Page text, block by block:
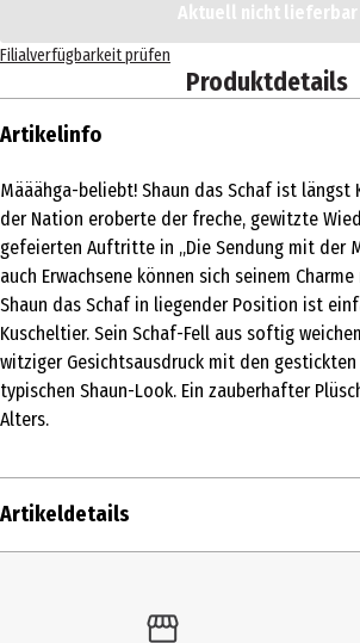
Aktuell nicht lieferbar
Filialverfügbarkeit prüfen
Produktdetails
Artikelinfo
Määähga-beliebt! Shaun das Schaf ist längst
der Nation eroberte der freche, gewitzte
gefeierten Auftritte in „Die Sendung mit der
auch Erwachsene können sich seinem
Shaun das Schaf in liegender Position ist
Kuscheltier. Sein Schaf-Fell aus softig
witziger Gesichtsausdruck mit den gestickten
typischen Shaun-Look. Ein zauberhafter
Alters.
Artikeldetails